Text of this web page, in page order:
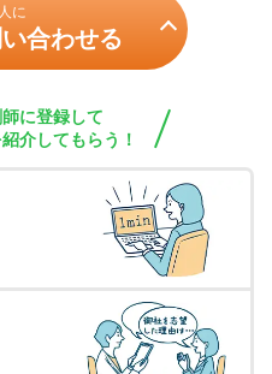
に
合わせる
に登録して
介してもらう！